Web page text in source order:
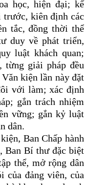
học, hiện đại; kế
trước, kiên định các
tắc, đồng thời thể
duy về phát triển,
luật khách quan;
từng giải pháp đều
kiện lần này đặt
với làm; xác định
gắn trách nhiệm
vững; gắn kỷ luật
dân.
Ban Chấp hành
Ban Bí thư đặc biệt
thể, mở rộng dân
của đảng viên, của